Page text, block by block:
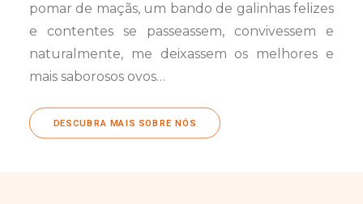
pomar de maçãs, um bando de galinhas felizes
e contentes se passeassem, convivessem e
naturalmente, me deixassem os melhores e
mais saborosos ovos…
DESCUBRA MAIS SOBRE NÓS